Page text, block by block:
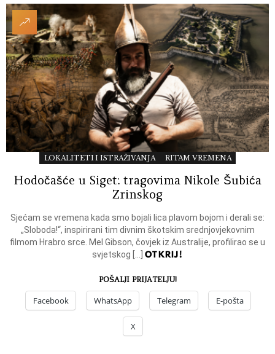
LOKALITETI I ISTRAŽIVANJA RITAM VREMENA
Hodočašće u Siget: tragovima Nikole Šubića
Zrinskog
Sjećam se vremena kada smo bojali lica plavom bojom i derali se:
„Sloboda!“, inspirirani tim divnim škotskim srednjovjekovnim
filmom Hrabro srce. Mel Gibson, čovjek iz Australije, profilirao se u
svjetskog […] OTKRIJ!
POŠALJI PRIJATELJU!
Facebook WhatsApp Telegram E-pošta
X